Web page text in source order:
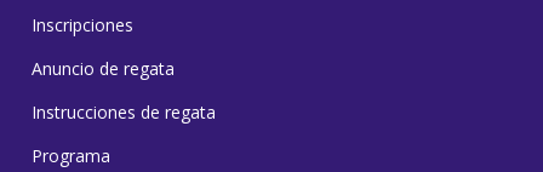
Inscripciones
Anuncio de regata
Instrucciones de regata
Programa